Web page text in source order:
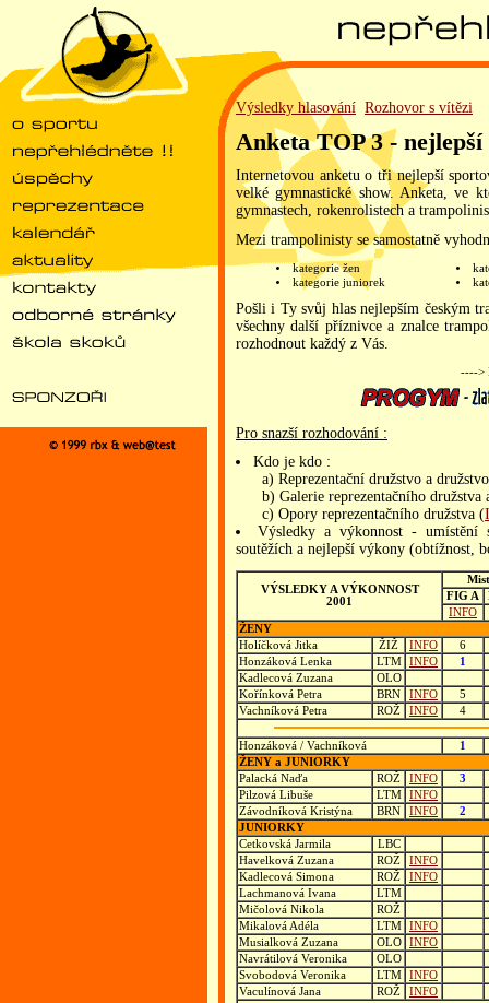
Výsledky hlasování Rozhovor s vítězi
Anketa TOP 3 -
Internetovou anketu o tři nejlepší
velké gymnastické show. Anketa, ve
gymnastech, rokenrolistech a
Mezi trampolinisty se samostatně
kategorie žen
kategorie juniorek
Pošli i Ty svůj hlas nejlepším českým
všechny další příznivce a znalce
rozhodnout každý z Vás.
---->
Pro snazší rozhodování :
Kdo je kdo :
a) Reprezentační družstvo a družstvo
b) Galerie reprezentačního družstva
c) Opory reprezentačního družstva (
Výsledky a výkonnost - umístění
soutěžích a nejlepší výkony (obtížnost,
VÝSLEDKY A VÝKONNOST
2001
FIG A
INFO
ŽENY
Holíčková Jitka
ŽIŽ INFO
6
Honzáková Lenka
LTM INFO
1
Kadlecová Zuzana
OLO
Kořínková Petra
BRN INFO
5
Vachníková Petra
ROŽ INFO 4
Honzáková / Vachníková
1
ŽENY a JUNIORKY
Palacká Naďa
ROŽ INFO
3
Pilzová Libuše
LTM
INFO
Závodníková Kristýna
BRN INFO
2
JUNIORKY
Cetkovská Jarmila
LBC
Havelková Zuzana
ROŽ
INFO
Kadlecová Simona
ROŽ
INFO
Lachmanová Ivana
LTM
Mičolová Nikola
ROŽ
Mikalová Adéla
LTM
INFO
Musialková Zuzana
OLO
INFO
Navrátilová Veronika
OLO
Svobodová Veronika
LTM
INFO
Vaculínová Jana
ROŽ INFO